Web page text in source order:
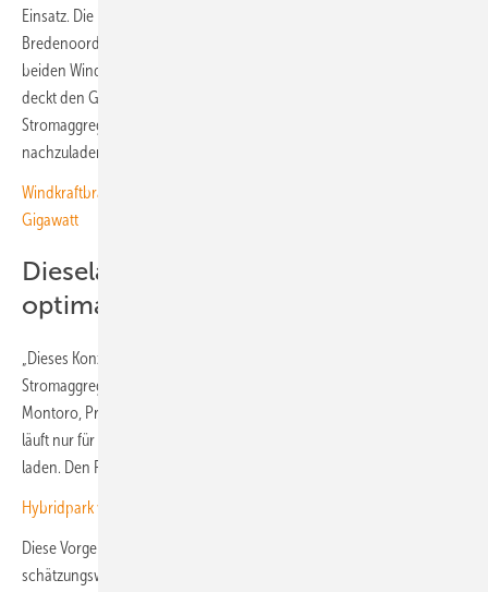
Einsatz. Die im Dezember installierte hybride Lösung des Anbieters
Bredenoord aus dem niederländischen Apeldoorn versorgt die
beiden Windenergieanlagen gleichzeitig. Eine zentrale Batterieeinheit
deckt den Grundbedarf an Energie, während ein gekoppeltes
Stromaggregat nur bei Bedarf anspringt, um den Speicher
nachzuladen.
Windkraftbranche errichtete 2025 bundesweit Turbinen mit 5,23
Gigawatt
Dieselaggregat läuft nur kurz bei
optimaler Auslastung
„Dieses Konzept vermeidet den ineffizienten Dauerlauf der
Stromaggregate im niedrigen Lastbereich“, erläutert Philipp Ibanez
Montoro, Projektleiter der MLK Gruppe in Kleinbouslar. „Das Aggregat
läuft nur für kurze Zeit unter optimaler Auslastung, um die Batterie zu
laden. Den Rest der Zeit ist es abgeschaltet.“
Hybridpark von WPD lastet das Netz besser aus
Diese Vorgehensweise reduziere den Kraftstoffverbrauch um
schätzungsweise 70 bis 90 Prozent im Vergleich zur Versorgung mit